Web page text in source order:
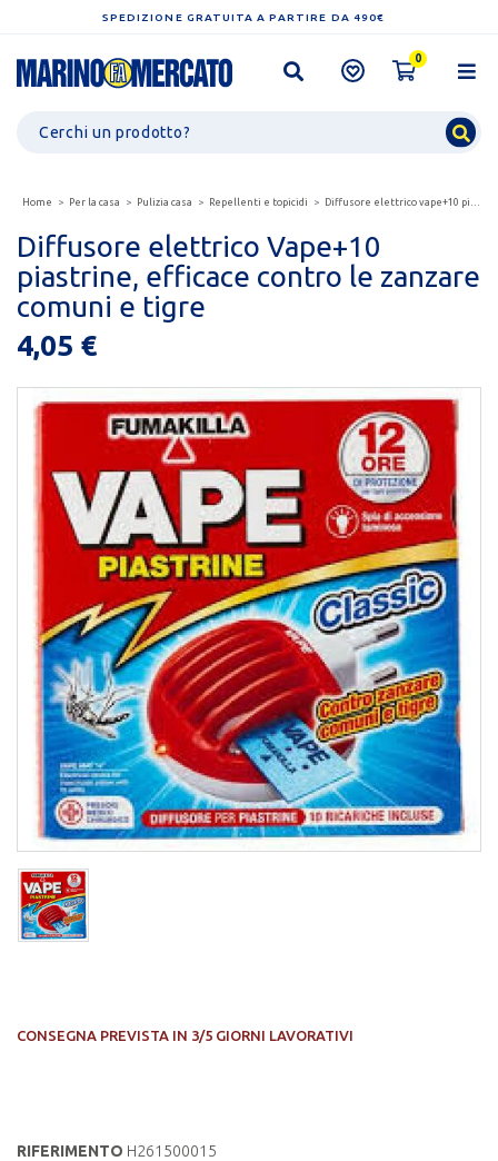
SPEDIZIONE GRATUITA A PARTIRE DA 490€
0
Home Per la casa Pulizia casa Repellenti e topicidi Diffusore elettrico vape+10 piastrine, efficace contro...
Diffusore elettrico Vape+10
piastrine, efficace contro le zanzare
comuni e tigre
4,05 €
CONSEGNA PREVISTA IN 3/5 GIORNI LAVORATIVI
RIFERIMENTO H261500015